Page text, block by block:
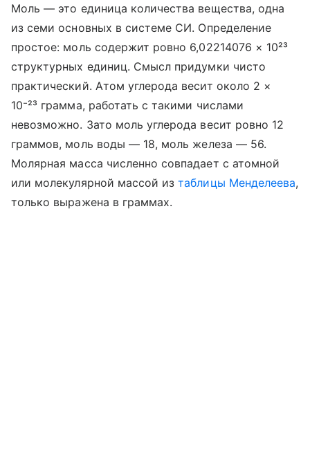
Моль — это единица количества вещества, одна
из семи основных в системе СИ. Определение
простое: моль содержит ровно 6,02214076 × 10²³
структурных единиц. Смысл придумки чисто
практический. Атом углерода весит около 2 ×
10⁻²³ грамма, работать с такими числами
невозможно. Зато моль углерода весит ровно 12
граммов, моль воды — 18, моль железа — 56.
Молярная масса численно совпадает с атомной
или молекулярной массой изтаблицы Менделеева,
только выражена в граммах.